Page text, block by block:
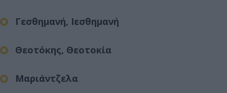
Γεσθημανή, Ιεσθημανή
Θεοτόκης, Θεοτοκία
Μαριάντζελα